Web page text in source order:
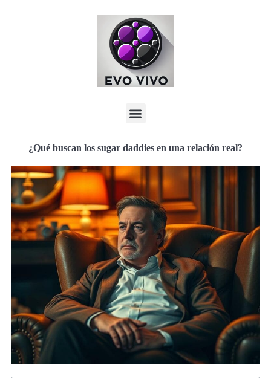
¿Qué buscan los sugar daddies en una relación real?